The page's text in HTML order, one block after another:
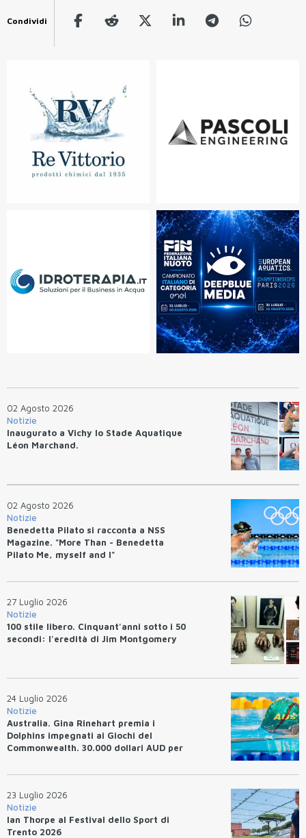
Condividi
02 Agosto 2026
Notizie
Inaugurato a Vichy lo Stade Aquatique
Léon Marchand.
02 Agosto 2026
Notizie
Benedetta Pilato si racconta a NSS
Magazine. "More Than - Benedetta
Pilato Me, myself and I"
27 Luglio 2026
Notizie
100 stile libero. Cinquant'anni sotto i 50
secondi: l'eredità di Jim Montgomery
24 Luglio 2026
Notizie
Australia. Gina Rinehart premia i
Dolphins impegnati ai Giochi del
Commonwealth. 30.000 dollari AUD per
23 Luglio 2026
Notizie
Ian Thorpe al Festival dello Sport di
Trento 2026